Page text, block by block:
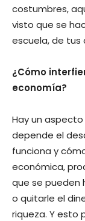
costumbres,
visto que se
escuela, de tus
¿Cómo
economía?
Hay un
depende el
funciona y
económica,
que se pueden
o quitarle el
riqueza. Y esto